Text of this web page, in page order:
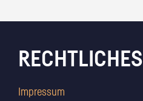
RECHTLICHES
Impressum